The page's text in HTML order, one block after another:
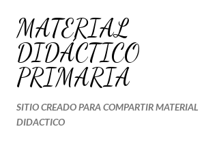
Ir al contenido principal
MATERIAL
DIDÁCTICO
PRIMARIA
SITIO CREADO PARA COMPARTIR MATERIAL
DIDACTICO